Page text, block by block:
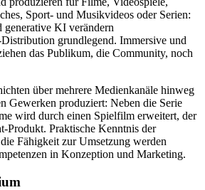
Sport- und Musikvideos oder Serien:
KI verändern
grundlegend. Immersive und
das Publikum, die Community, noch
über mehrere Medienkanäle hinweg
Gewerken produziert: Neben die Serie
wird durch einen Spielfilm erweitert, der
Produkt. Praktische Kenntnis der
Fähigkeit zur Umsetzung werden
in Konzeption und Marketing.